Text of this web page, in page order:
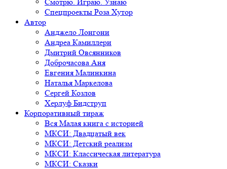
Спецпроекты Роза Хутор
Автор
Анджело Лонгони
Андреа Камиллери
Дмитрий Овсянников
Доброчасова Аня
Евгения Малинкина
Наталья Маркелова
Сергей Козлов
Херлуф Бидструп
Корпоративный тираж
Вся Малая книга с историей
МКСИ: Двадцатый век
МКСИ: Детский реализм
МКСИ: Классическая литература
МКСИ: Сказки